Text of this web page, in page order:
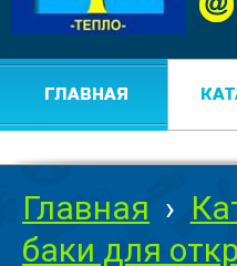
ГЛАВНАЯ
Главная ›
баки для